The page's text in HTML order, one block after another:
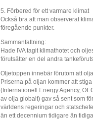
5. Förbered för ett varmare klimat
Också bra att man observerat
föregående punkter.
Sammanfattning:
Hade IVA tagit klimathotet och
förutsätter en del andra
Oljetoppen innebär förutom att
Priserna på oljan kommer att
(Internationell Energy Agency,
av olja globalt) gav så sent som
världens regeringar och
än ett decennium tidigare än